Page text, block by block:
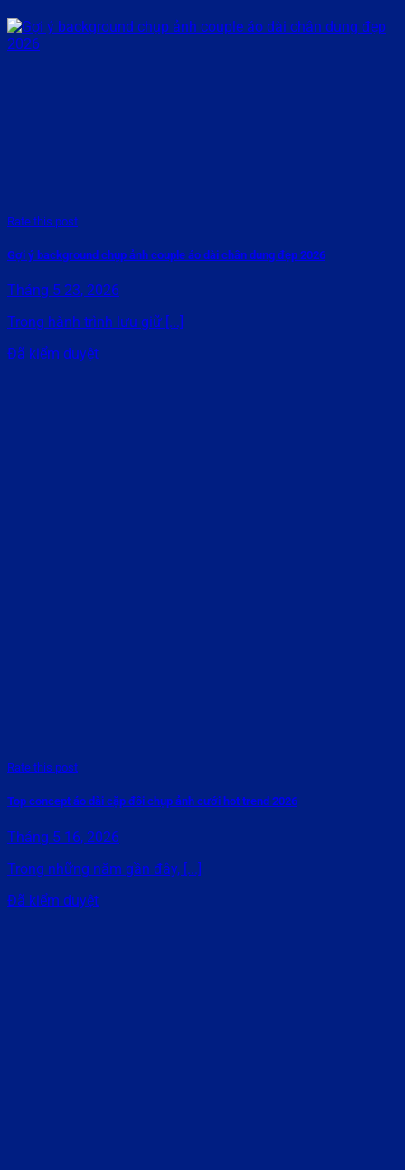
Rate this post
Gợi ý background chụp ảnh couple áo dài chân dung đẹp 2026
Tháng 5 23, 2026
Trong hành trình lưu giữ [...]
Đã kiểm duyệt
Rate this post
Top concept áo dài cặp đôi chụp ảnh cưới hot trend 2026
Tháng 5 16, 2026
Trong những năm gần đây, [...]
Đã kiểm duyệt